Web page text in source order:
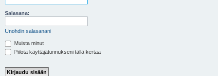
Salasana:
Unohdin salasanani
Muista minut
Piilota käyttäjätunnukseni tällä kertaa